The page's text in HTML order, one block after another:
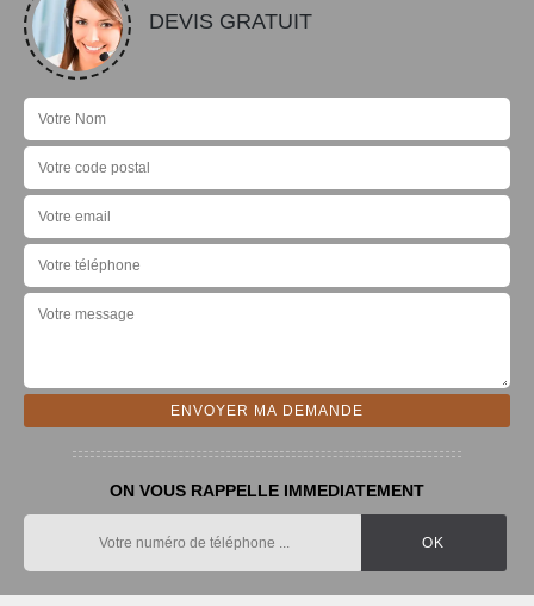
DEVIS GRATUIT
ON VOUS RAPPELLE IMMEDIATEMENT